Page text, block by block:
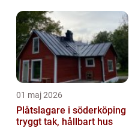
01 maj 2026
Plåtslagare i söderköping
tryggt tak, hållbart hus